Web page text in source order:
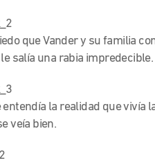
que Vander y su familia
salía una rabia
entendía la realidad que vivía
veía bien.